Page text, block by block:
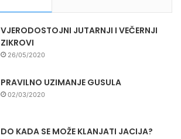
VJERODOSTOJNI JUTARNJI I VEČERNJI
ZIKROVI
26/05/2020
PRAVILNO UZIMANJE GUSULA
02/03/2020
DO KADA SE MOŽE KLANJATI JACIJA?